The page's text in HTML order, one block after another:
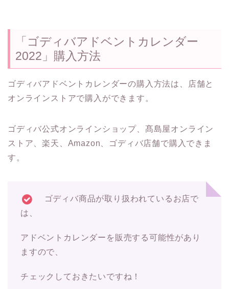
「ゴディバアドベントカレンダー
2022」購入方法
ゴディバアドベントカレンダーの購入方法は、店舗と
オンラインストアで購入ができます。
ゴディバ公式オンラインショップ、髙島屋オンライン
ストア、楽天、Amazon、ゴディバ店舗で購入できま
す。
ゴディバ商品が取り扱われているお店で
は、
アドベントカレンダーを販売する可能性があり
ますので、
チェックしておきたいですね！